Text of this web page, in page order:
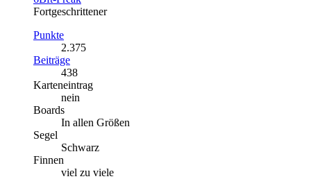
Fortgeschrittener
Punkte
2.375
Beiträge
438
Karteneintrag
nein
Boards
In allen Größen
Segel
Schwarz
Finnen
viel zu viele